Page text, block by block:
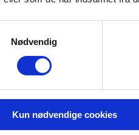
Nødvendig
Kun nødvendige cookies
din liggestol ved poolen har en
Head, midt mellem Table
Hyde er god kvalitet, både